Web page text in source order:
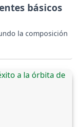
básicos
la composición